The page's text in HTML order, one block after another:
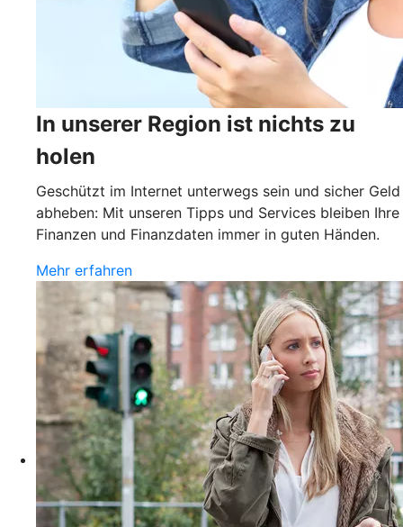
In unserer Region ist nichts zu
holen
Geschützt im Internet unterwegs sein und sicher Geld
abheben: Mit unseren Tipps und Services bleiben Ihre
Finanzen und Finanzdaten immer in guten Händen.
Mehr erfahren